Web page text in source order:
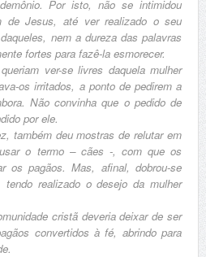
Por isto, não se intimidou
de Jesus, até ver realizado o seu
nem a dureza das palavras
fortes para fazê-la esmorecer.
ver-se livres daquela mulher
os irritados, a ponto de pedirem a
Não convinha que o pedido de
por ele.
deu mostras de relutar em
o termo – cães -, com que os
os pagãos. Mas, afinal, dobrou-se
realizado o desejo da mulher
cristã deveria deixar de ser
convertidos à fé, abrindo para